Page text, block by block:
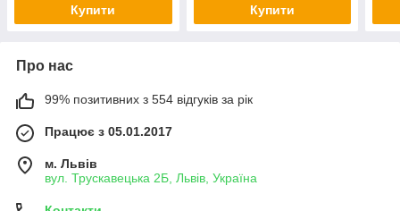
Купити Купити
Про нас
99% позитивних з 554 відгуків за рік
Працює з 05.01.2017
м. Львів
вул. Трускавецька 2Б, Львів, Україна